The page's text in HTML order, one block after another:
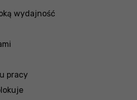
wydajność
pracy